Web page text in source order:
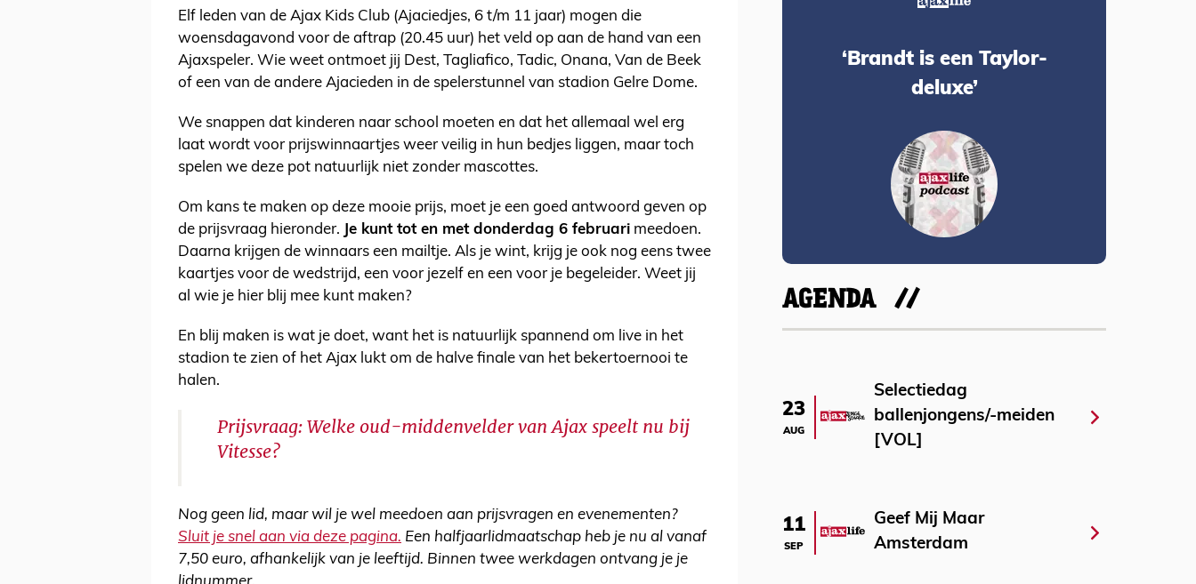
Elf leden van de Ajax Kids Club (Ajaciedjes, 6 t/m 11 jaar) mogen die
woensdagavond voor de aftrap (20.45 uur) het veld op aan de hand van een
Ajaxspeler. Wie weet ontmoet jij Dest, Tagliafico, Tadic, Onana, Van de Beek
of een van de andere Ajacieden in de spelerstunnel van stadion Gelre Dome.
We snappen dat kinderen naar school moeten en dat het allemaal wel erg
laat wordt voor prijswinnaartjes weer veilig in hun bedjes liggen, maar toch
spelen we deze pot natuurlijk niet zonder mascottes.
Om kans te maken op deze mooie prijs, moet je een goed antwoord geven op
de prijsvraag hieronder.
Je kunt tot en met donderdag 6 februari meedoen.
Daarna krijgen de winnaars een mailtje. Als je wint, krijg je ook nog eens twee
kaartjes voor de wedstrijd, een voor jezelf en een voor je begeleider. Weet jij
al wie je hier blij mee kunt maken?
En blij maken is wat je doet, want het is natuurlijk spannend om live in het
stadion te zien of het Ajax lukt om de halve finale van het bekertoernooi te
halen.
Prijsvraag: Welke oud-middenvelder van Ajax speelt nu bij
Vitesse?
Nog geen lid, maar wil je wel meedoen aan prijsvragen en evenementen?
Sluit je snel aan via deze pagina. Een halfjaarlidmaatschap heb je nu al vanaf
7,50 euro, afhankelijk van je leeftijd. Binnen twee werkdagen ontvang je je
‘Brandt is een Taylor-
deluxe’
AGENDA
23
AUG
Selectiedag
ballenjongens/-meiden
[VOL]
11
SEP
Geef Mij Maar
Amsterdam